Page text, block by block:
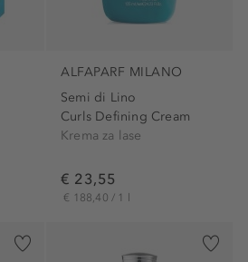
ALFAPARF MILANO
Semi di Lino
Curls Defining Cream
Krema za lase
€ 23,55
€ 188,40 / 1 l